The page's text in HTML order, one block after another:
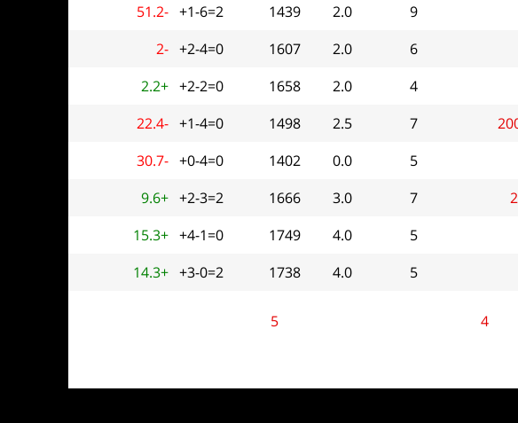
9
2.0
1439
+1-6=2
51.2-
6
2.0
1607
+2-4=0
2-
4
2.0
1658
+2-2=0
2.2+
7
2.5
1498
+1-4=0
22.4-
5
0.0
1402
+0-4=0
30.7-
7
3.0
1666
+2-3=2
9.6+
5
4.0
1749
+4-1=0
15.3+
5
4.0
1738
+3-0=2
14.3+
4
5